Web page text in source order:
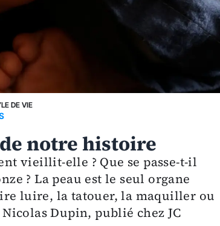
DE VIE
notre histoire
vieillit-elle ? Que se passe-t-il
? La peau est le seul organe
luire, la tatouer, la maquiller ou
Dupin, publié chez JC